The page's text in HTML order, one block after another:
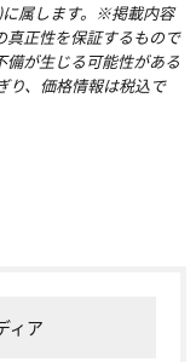
属します。※掲載内容
真正性を保証するもので
備が生じる可能性がある
り、価格情報は税込で
ィア